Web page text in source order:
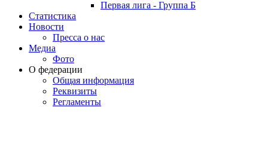
Первая лига - Группа Б
Статистика
Новости
Пресса о нас
Медиа
Фото
О федерации
Общая информация
Реквизиты
Регламенты